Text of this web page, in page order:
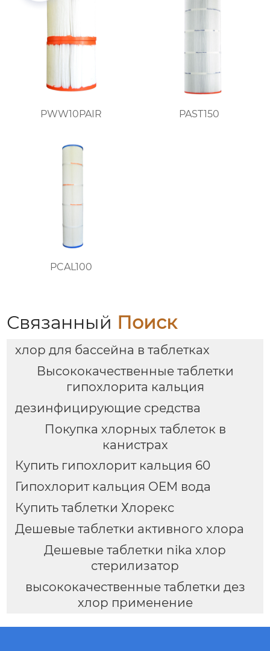
PWW10PAIR PAST150
PCAL100
Связанный Поиск
хлор для бассейна в таблетках
Высококачественные таблетки
гипохлорита кальция
дезинфицирующие средства
Покупка хлорных таблеток в
канистрах
Купить гипохлорит кальция 60
Гипохлорит кальция OEM вода
Купить таблетки Хлорекс
Дешевые таблетки активного хлора
Дешевые таблетки nika хлор
стерилизатор
высококачественные таблетки дез
хлор применение